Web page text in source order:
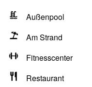
Außenpool
Am Strand
Fitnesscenter
Restaurant